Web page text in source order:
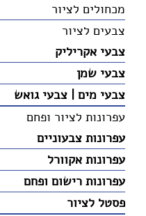
מכחולים לציור
צבעים לציור
צבעי אקריליק
צבעי שמן
צבעי מים | צבעי גואש
עפרונות לציור ופחם
עפרונות צבעוניים
עפרונות אקוורל
עפרונות רישום ופחם
פסטל לציור